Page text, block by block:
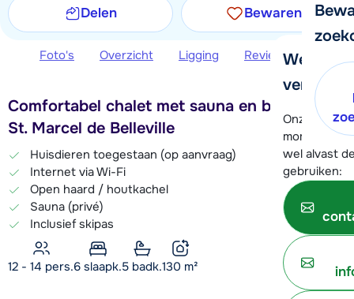
We
verder!
Onze
moment
wel alvast
gebruiken:
Delen Bewaren
Foto's Overzicht Ligging Reviews
Comfortabel chalet met sauna en balkon in
St. Marcel de Belleville
Huisdieren toegestaan (op aanvraag)
Internet via Wi-Fi
Open haard / houtkachel
Sauna (privé)
Inclusief skipas
12 - 14 pers.6 slaapk.5 badk.130 m²